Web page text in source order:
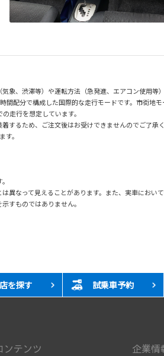
、渋滞等）や運転方法（急発進、エアコン使用等
配分で構成した国際的な走行モードです。市街地
走行を想定しています。
るため、ご注文後はお受けできませんのでご了承く
。
なって見えることがあります。また、実車におい
すものではありません。
を探す 試乗車予約
ンテンツ 企業情